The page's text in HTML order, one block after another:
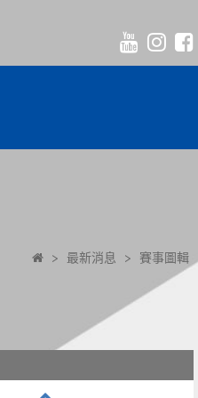
> 最新消息 > 賽事圖輯